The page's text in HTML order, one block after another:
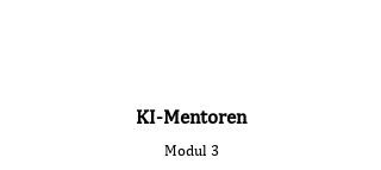
KI-Mentoren
Modul 3